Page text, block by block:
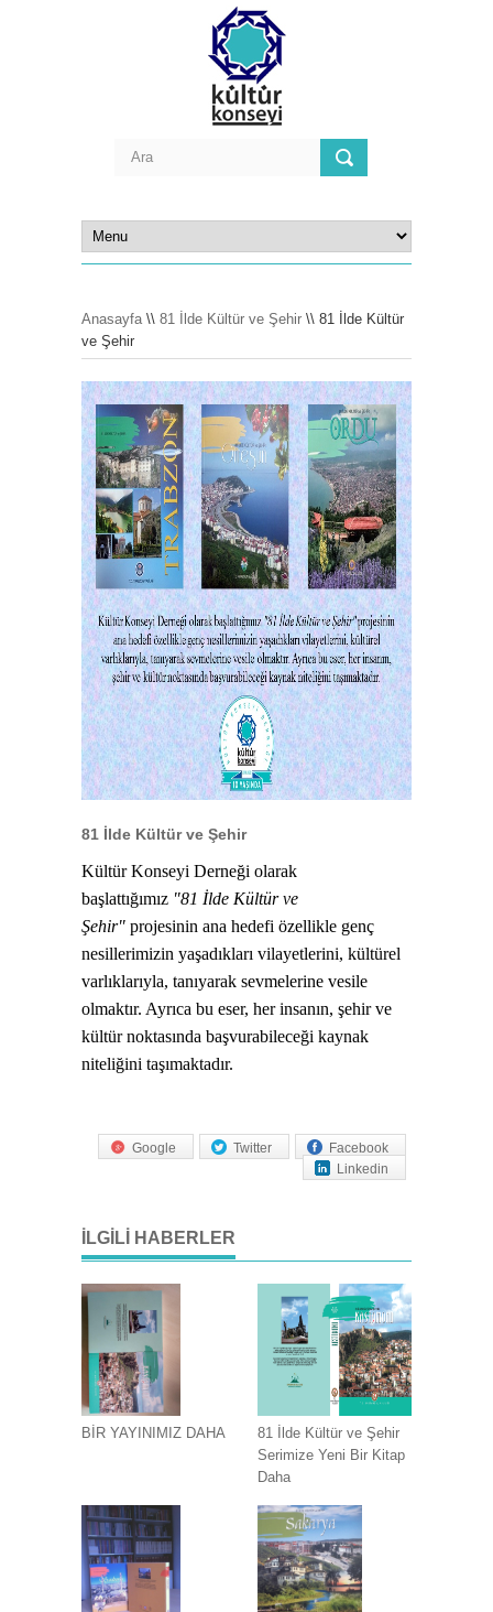
Anasayfa\\ 81 İlde Kültür ve Şehir \\ 81 İlde Kültür
ve Şehir
81 İlde Kültür ve Şehir
Kültür Konseyi Derneği olarak
başlattığımız "81 İlde Kültür ve
Şehir" projesinin ana hedefi özellikle genç
nesillerimizin yaşadıkları vilayetlerini, kültürel
varlıklarıyla, tanıyarak sevmelerine vesile
olmaktır. Ayrıca bu eser, her insanın, şehir ve
kültür noktasında başvurabileceği kaynak
niteliğini taşımaktadır.
Facebook
Twitter
Google
Linkedin
İLGILI HABERLER
BİR YAYINIMIZ DAHA
81 İlde Kültür ve Şehir
Serimize Yeni Bir Kitap
Daha